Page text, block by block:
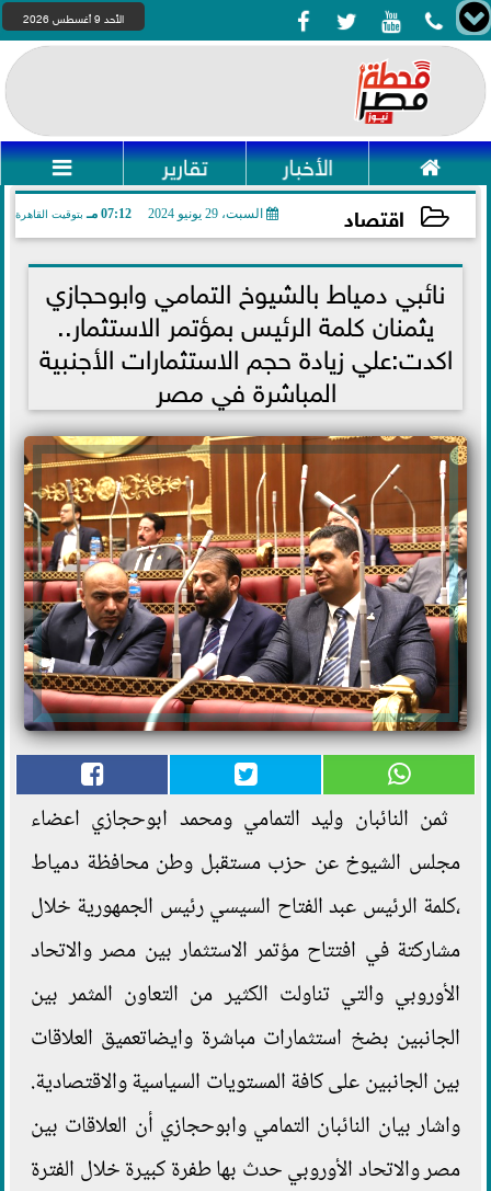
    الأحد 9 أغسطس 2026
 الأخبار تقارير 
اقتصاد السبت، 29 يونيو 2024 07:12 مـ بتوقيت القاهرة
2024-06-29 19:12:18
نائبي دمياط بالشيوخ التمامي وابوحجازي
يثمنان كلمة الرئيس بمؤتمر الاستثمار..
اكدت:علي زيادة حجم الاستثمارات الأجنبية
المباشرة في مصر
ثمن النائبان وليد التمامي ومحمد ابوحجازي اعضاء
مجلس الشيوخ عن حزب مستقبل وطن محافظة دمياط
،كلمة الرئيس عبد الفتاح السيسي رئيس الجمهورية خلال
مشاركتة في افتتاح مؤتمر الاستثمار بين مصر والاتحاد
الأوروبي والتي تناولت الكثير من التعاون المثمر بين
الجانبين بضخ استثمارات مباشرة وايضاتعميق العلاقات
بين الجانبين على كافة المستويات السياسية والاقتصادية.
واشار بيان النائبان التمامي وابوحجازي أن العلاقات بين
مصر والاتحاد الأوروبي حدث بها طفرة كبيرة خلال الفترة